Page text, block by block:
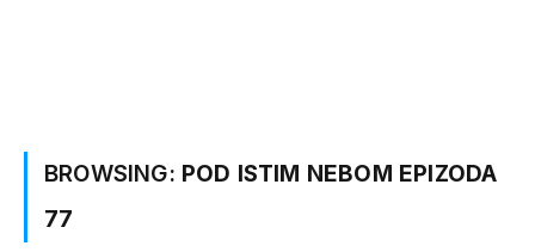
BROWSING: POD ISTIM NEBOM EPIZODA
77